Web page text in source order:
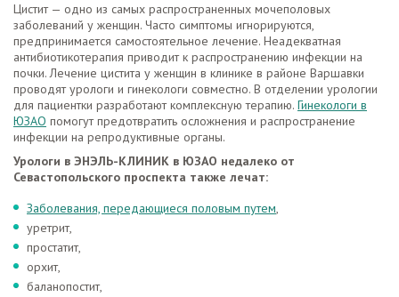
Цистит — одно из самых распространенных мочеполовых
заболеваний у женщин. Часто симптомы игнорируются,
предпринимается самостоятельное лечение. Неадекватная
антибиотикотерапия приводит к распространению инфекции на
почки. Лечение цистита у женщин в клинике в районе Варшавки
проводят урологи и гинекологи совместно. В отделении урологии
для пациентки разработают комплексную терапию. Гинекологи в
ЮЗАО помогут предотвратить осложнения и распространение
инфекции на репродуктивные органы.
Урологи в ЭНЭЛЬ-КЛИНИК в ЮЗАО недалеко от
Севастопольского проспекта также лечат:
Заболевания, передающиеся половым путем,
уретрит,
простатит,
орхит,
баланопостит,